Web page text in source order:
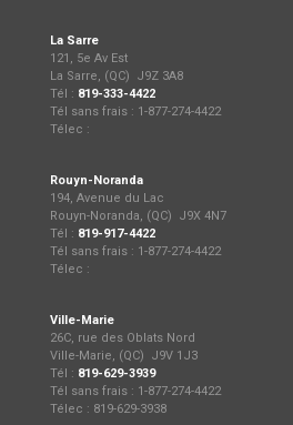
La Sarre
121, 5e Av Est
La Sarre, (QC) J9Z 3A8
Tél : 819-333-4422
Tél sans frais : 1-877-274-4422
Télec :
Rouyn-Noranda
194, Avenue du Lac
Rouyn-Noranda, (QC) J9X 4N7
Tél : 819-917-4422
Tél sans frais : 1-877-274-4422
Télec :
Ville-Marie
26C, rue des Oblats Nord
Ville-Marie, (QC) J9V 1J3
Tél : 819-629-3939
Tél sans frais : 1-877-274-4422
Télec : 819-629-3938